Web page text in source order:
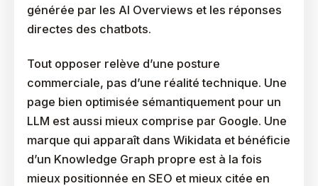
générée par les AI Overviews et les réponses
directes des chatbots.
Tout opposer relève d’une posture
commerciale, pas d’une réalité technique. Une
page bien optimisée sémantiquement pour un
LLM est aussi mieux comprise par Google. Une
marque qui apparaît dans Wikidata et bénéficie
d’un Knowledge Graph propre est à la fois
mieux positionnée en SEO et mieux citée en